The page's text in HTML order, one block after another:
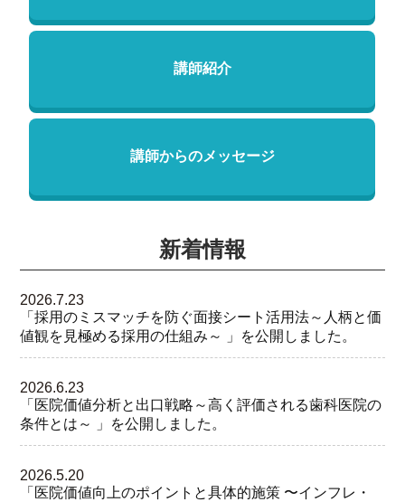
講師紹介
講師からのメッセージ
新着情報
2026.7.23
「採用のミスマッチを防ぐ面接シート活用法～人柄と価
値観を見極める採用の仕組み～ 」を公開しました。
2026.6.23
「医院価値分析と出口戦略～高く評価される歯科医院の
条件とは～ 」を公開しました。
2026.5.20
「医院価値向上のポイントと具体的施策 〜インフレ・